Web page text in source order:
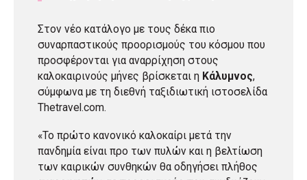
Στον νέο κατάλογο με τους δέκα πιο
συναρπαστικούς προορισμούς του κόσμου που
προσφέρονται για αναρρίχηση στους
καλοκαιρινούς μήνες βρίσκεται η Κάλυμνος,
σύμφωνα με τη διεθνή ταξιδιωτική ιστοσελίδα
Thetravel.com.
«Το πρώτο κανονικό καλοκαίρι μετά την
πανδημία είναι προ των πυλών και η βελτίωση
των καιρικών συνθηκών θα οδηγήσει πλήθος